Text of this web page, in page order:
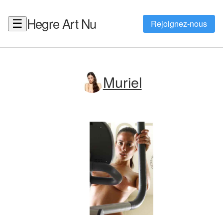
☰ Hegre Art Nu Rejoignez-nous
Muriel